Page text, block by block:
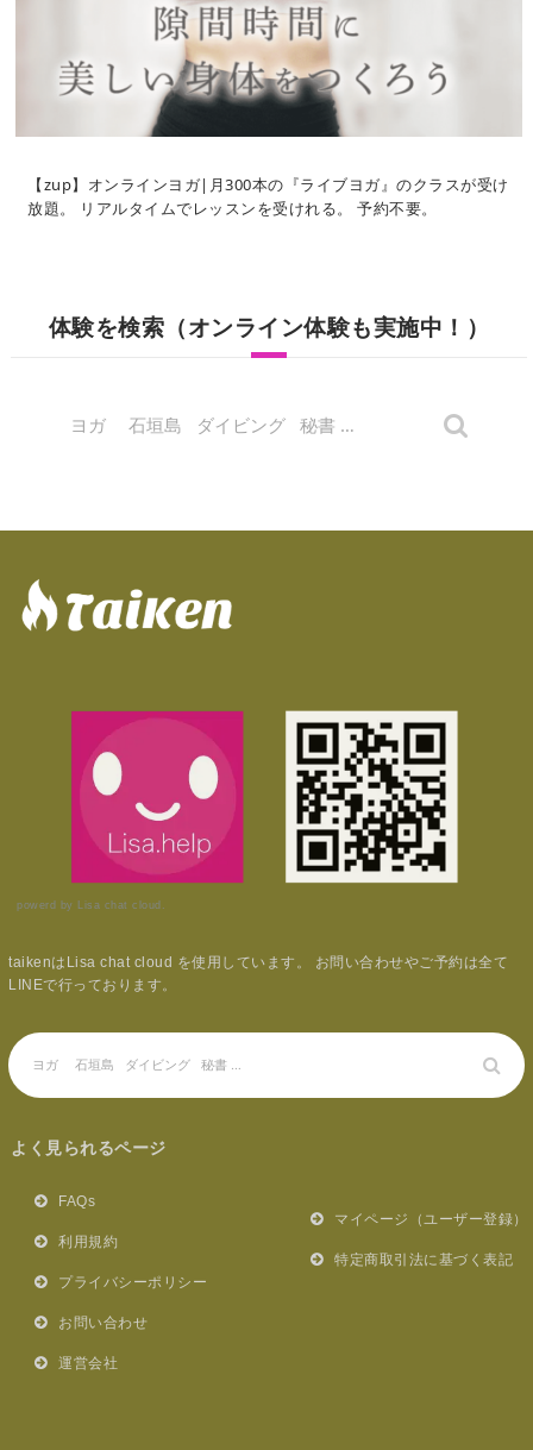
【zup】オンラインヨガ|月300本の『ライブヨガ』のクラスが受け
放題。 リアルタイムでレッスンを受けれる。 予約不要。
体験を検索（オンライン体験も実施中！）
powerd by Lisa chat cloud.
taikenはLisa chat cloud を使用しています。 お問い合わせやご予約は全て
LINEで行っております。
よく見られるページ
FAQs
利用規約
プライバシーポリシー
お問い合わせ
運営会社
マイページ（ユーザー登録）
特定商取引法に基づく表記